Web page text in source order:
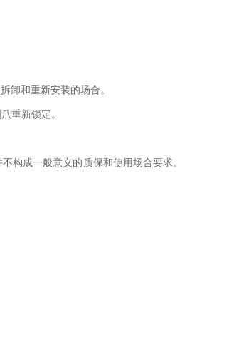
卸和重新安装的场合。
重新锁定。
构成一般意义的质保和使用场合要求。